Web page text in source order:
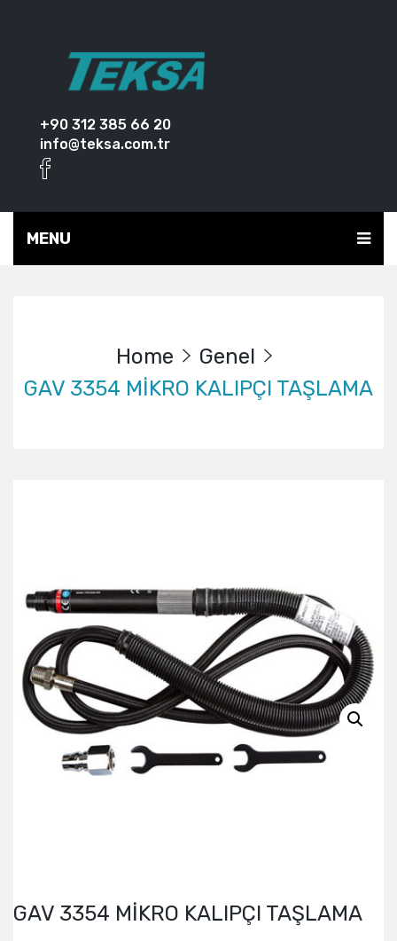
+90 312 385 66 20
info@teksa.com.tr
MENU
Home
Genel
GAV 3354 MİKRO KALIPÇI TAŞLAMA
GAV 3354 MİKRO KALIPÇI TAŞLAMA